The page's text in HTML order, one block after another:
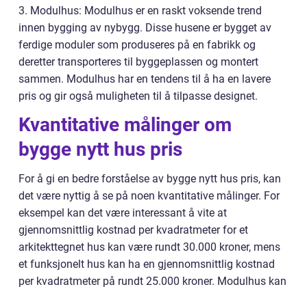
3. Modulhus: Modulhus er en raskt voksende trend
innen bygging av nybygg. Disse husene er bygget av
ferdige moduler som produseres på en fabrikk og
deretter transporteres til byggeplassen og montert
sammen. Modulhus har en tendens til å ha en lavere
pris og gir også muligheten til å tilpasse designet.
Kvantitative målinger om
bygge nytt hus pris
For å gi en bedre forståelse av bygge nytt hus pris, kan
det være nyttig å se på noen kvantitative målinger. For
eksempel kan det være interessant å vite at
gjennomsnittlig kostnad per kvadratmeter for et
arkitekttegnet hus kan være rundt 30.000 kroner, mens
et funksjonelt hus kan ha en gjennomsnittlig kostnad
per kvadratmeter på rundt 25.000 kroner. Modulhus kan